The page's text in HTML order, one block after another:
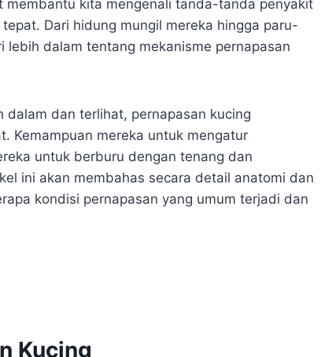
kita mengenali tanda-tanda penyakit
Dari hidung mungil mereka hingga paru-
dalam tentang mekanisme pernapasan
dan terlihat, pernapasan kucing
Kemampuan mereka untuk mengatur
untuk berburu dengan tenang dan
ini akan membahas secara detail anatomi dan
kondisi pernapasan yang umum terjadi dan
Kucing